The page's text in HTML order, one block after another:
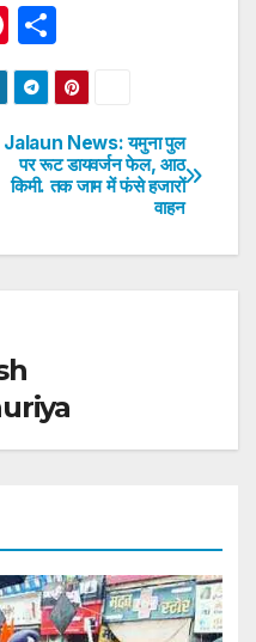
Pi
nt
er
e
st
h
ar
e
Jalaun News: यमुना पुल
पर रूट डायवर्जन फेल, आठ
किमी. तक जाम में फंसे हजारों
वाहन